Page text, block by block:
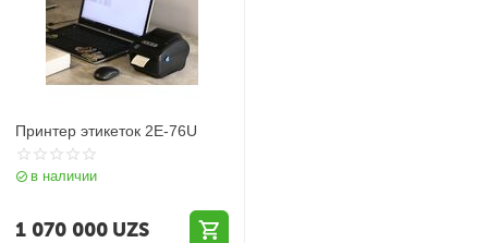
Принтер этикеток 2E-76U
в наличии
1 070 000 UZS